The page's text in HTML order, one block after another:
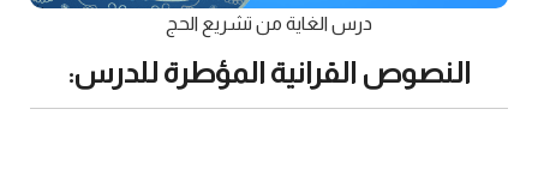
درس الغاية من تشريع الحج
النصوص القرانية المؤطرة للدرس: